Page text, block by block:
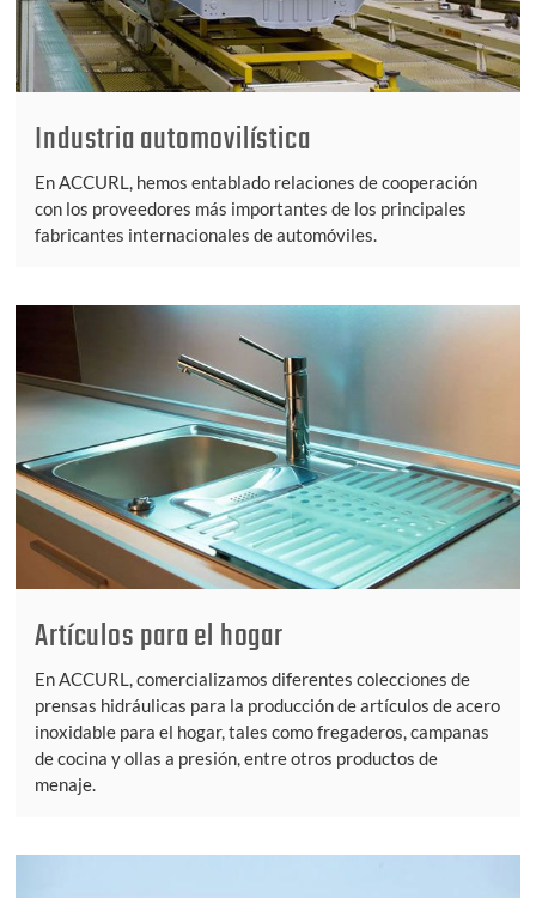
Industria automovilística
En ACCURL, hemos entablado relaciones de cooperación
con los proveedores más importantes de los principales
fabricantes internacionales de automóviles.
Artículos para el hogar
En ACCURL, comercializamos diferentes colecciones de
prensas hidráulicas para la producción de artículos de acero
inoxidable para el hogar, tales como fregaderos, campanas
de cocina y ollas a presión, entre otros productos de
menaje.